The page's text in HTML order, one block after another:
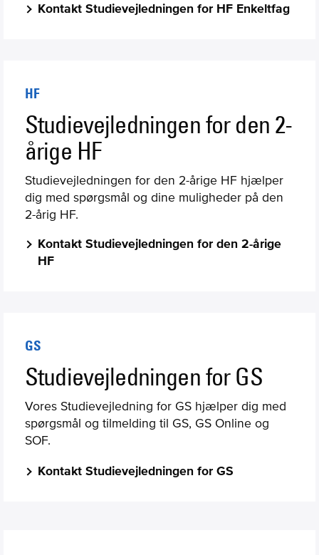
Kontakt Studievejledningen for HF Enkeltfag
HF
Studievejledningen for den 2-
årige HF
Studievejledningen for den 2-årige HF hjælper
dig med spørgsmål og dine muligheder på den
2-årig HF.
Kontakt Studievejledningen for den 2-årige
HF
GS
Studievejledningen for GS
Vores Studievejledning for GS hjælper dig med
spørgsmål og tilmelding til GS, GS Online og
SOF.
Kontakt Studievejledningen for GS